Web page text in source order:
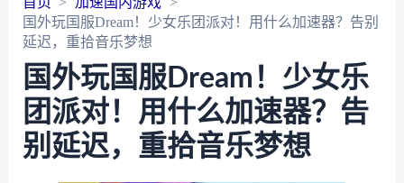
国外玩国服Dream！少女乐团派对！用什么加速器？告别
延迟，重拾音乐梦想
国外玩国服Dream！少女乐
团派对！用什么加速器？告
别延迟，重拾音乐梦想